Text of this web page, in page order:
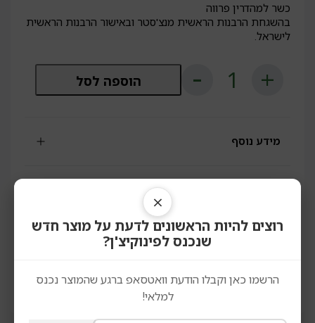
כשר למהדרין פרווה
בהשגחת הרבנות הראשית מנצ'סטר ובאישור הרבנות הראשית
לישראל.
כמות
רוטב
הוספה לסל
מידע נוסף
הנתונים המדויקים מופיעים על גבי המוצר, אין להסתמך על
הפירוט המופיע באתר, יתכנו טעויות או אי התאמות, יש לקרוא את
המופיעים הינם להמחשה בלבד ואין להסתמך עליהם.
רוצים להיות הראשונים לדעת על מוצר חדש
שנכנס לפינוקיצ'ן?
×
הרשמו כאן וקבלו הודעת וואטסאפ ברגע שהמוצר נכנס
למלאי!